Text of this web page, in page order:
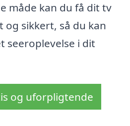
måde kan du få dit tv
sikkert, så du kan
seeroplevelse i dit
og uforpligtende